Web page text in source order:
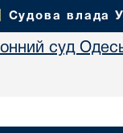
Судова влада
суд